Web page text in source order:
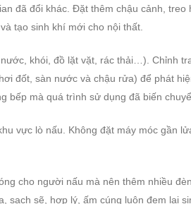
đã đổi khác. Đặt thêm chậu cảnh, treo
tạo sinh khí mới cho nội thất.
khói, đồ lặt vặt, rác thải…). Chỉnh
đốt, sàn nước và chậu rửa) để phát
bếp mà quá trình sử dụng đã biến
vực lò nấu. Không đặt máy móc gần
cho người nấu mà nên thêm nhiều
sạch sẽ, hợp lý, ấm cúng luôn đem lại